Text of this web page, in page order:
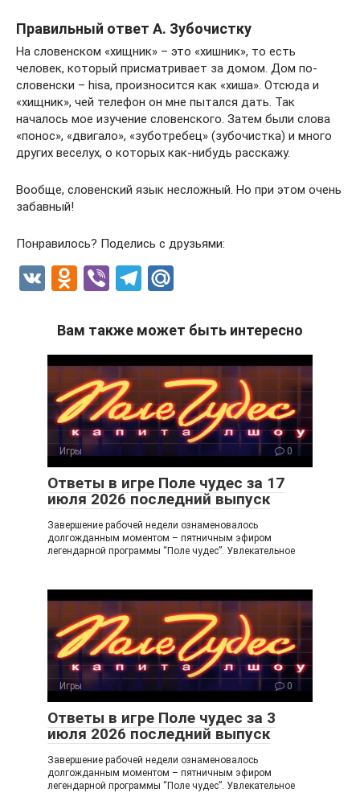
Правильный ответ А. Зубочистку
На словенском «хищник» – это «хишник», то есть
человек, который присматривает за домом. Дом по-
словенски – hisa, произносится как «хиша». Отсюда и
«хищник», чей телефон он мне пытался дать. Так
началось мое изучение словенского. Затем были слова
«понос», «двигало», «зуботребец» (зубочистка) и много
других веселух, о которых как-нибудь расскажу.
Вообще, словенский язык несложный. Но при этом очень
забавный!
Понравилось? Поделись с друзьями:
V
O
n
o
kl
a
ss
ni
ki
Vi
er
T
e
gr
a
m
.R
u
Вам также может быть интересно
Игры 0
Ответы в игре Поле чудес за 17
июля 2026 последний выпуск
Завершение рабочей недели ознаменовалось
долгожданным моментом – пятничным эфиром
легендарной программы “Поле чудес”. Увлекательное
Игры 0
Ответы в игре Поле чудес за 3
июля 2026 последний выпуск
Завершение рабочей недели ознаменовалось
долгожданным моментом – пятничным эфиром
легендарной программы “Поле чудес”. Увлекательное